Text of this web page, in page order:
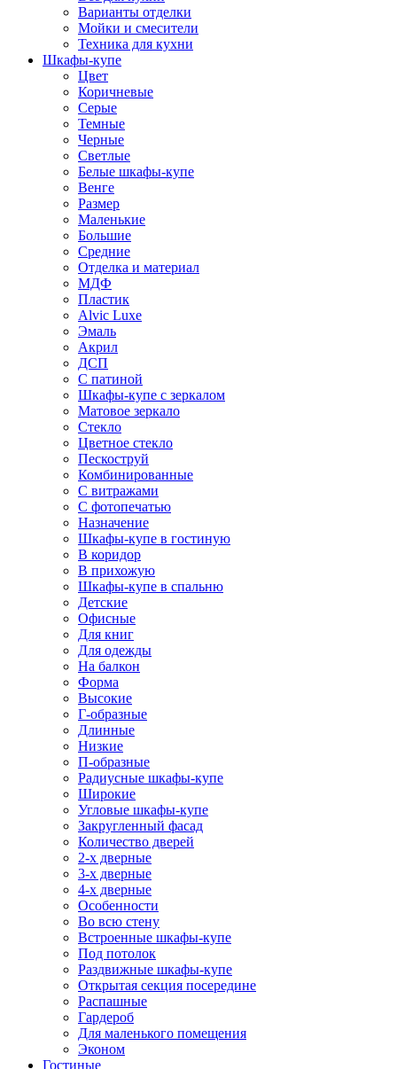
Варианты отделки
Мойки и смесители
Техника для кухни
Шкафы-купе
Цвет
Коричневые
Серые
Темные
Черные
Светлые
Белые шкафы-купе
Венге
Размер
Маленькие
Большие
Средние
Отделка и материал
МДФ
Пластик
Alvic Luxe
Эмаль
Акрил
ДСП
С патиной
Шкафы-купе с зеркалом
Матовое зеркало
Стекло
Цветное стекло
Пескоструй
Комбинированные
С витражами
С фотопечатью
Назначение
Шкафы-купе в гостиную
В коридор
В прихожую
Шкафы-купе в спальню
Детские
Офисные
Для книг
Для одежды
На балкон
Форма
Высокие
Г-образные
Длинные
Низкие
П-образные
Радиусные шкафы-купе
Широкие
Угловые шкафы-купе
Закругленный фасад
Количество дверей
2-х дверные
3-х дверные
4-х дверные
Особенности
Во всю стену
Встроенные шкафы-купе
Под потолок
Раздвижные шкафы-купе
Открытая секция посередине
Распашные
Гардероб
Для маленького помещения
Эконом
Гостиные